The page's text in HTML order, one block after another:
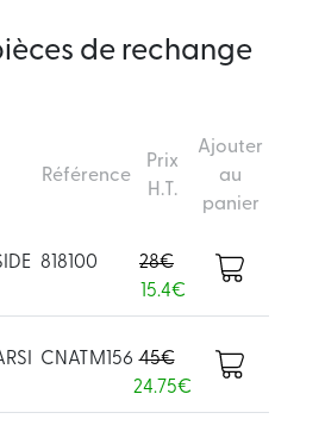
de rechange
Référence
Prix
H.T.
Ajouter
au
panier
818100
28€
15.4€
CNATM156 45€
24.75€